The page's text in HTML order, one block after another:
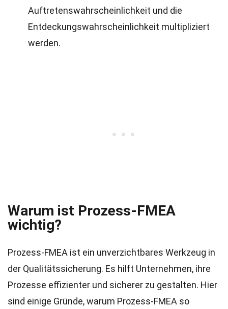
Auftretenswahrscheinlichkeit und die
Entdeckungswahrscheinlichkeit multipliziert
werden.
Warum ist Prozess-FMEA
wichtig?
Prozess-FMEA ist ein unverzichtbares Werkzeug in
der Qualitätssicherung. Es hilft Unternehmen, ihre
Prozesse effizienter und sicherer zu gestalten. Hier
sind einige Gründe, warum Prozess-FMEA so